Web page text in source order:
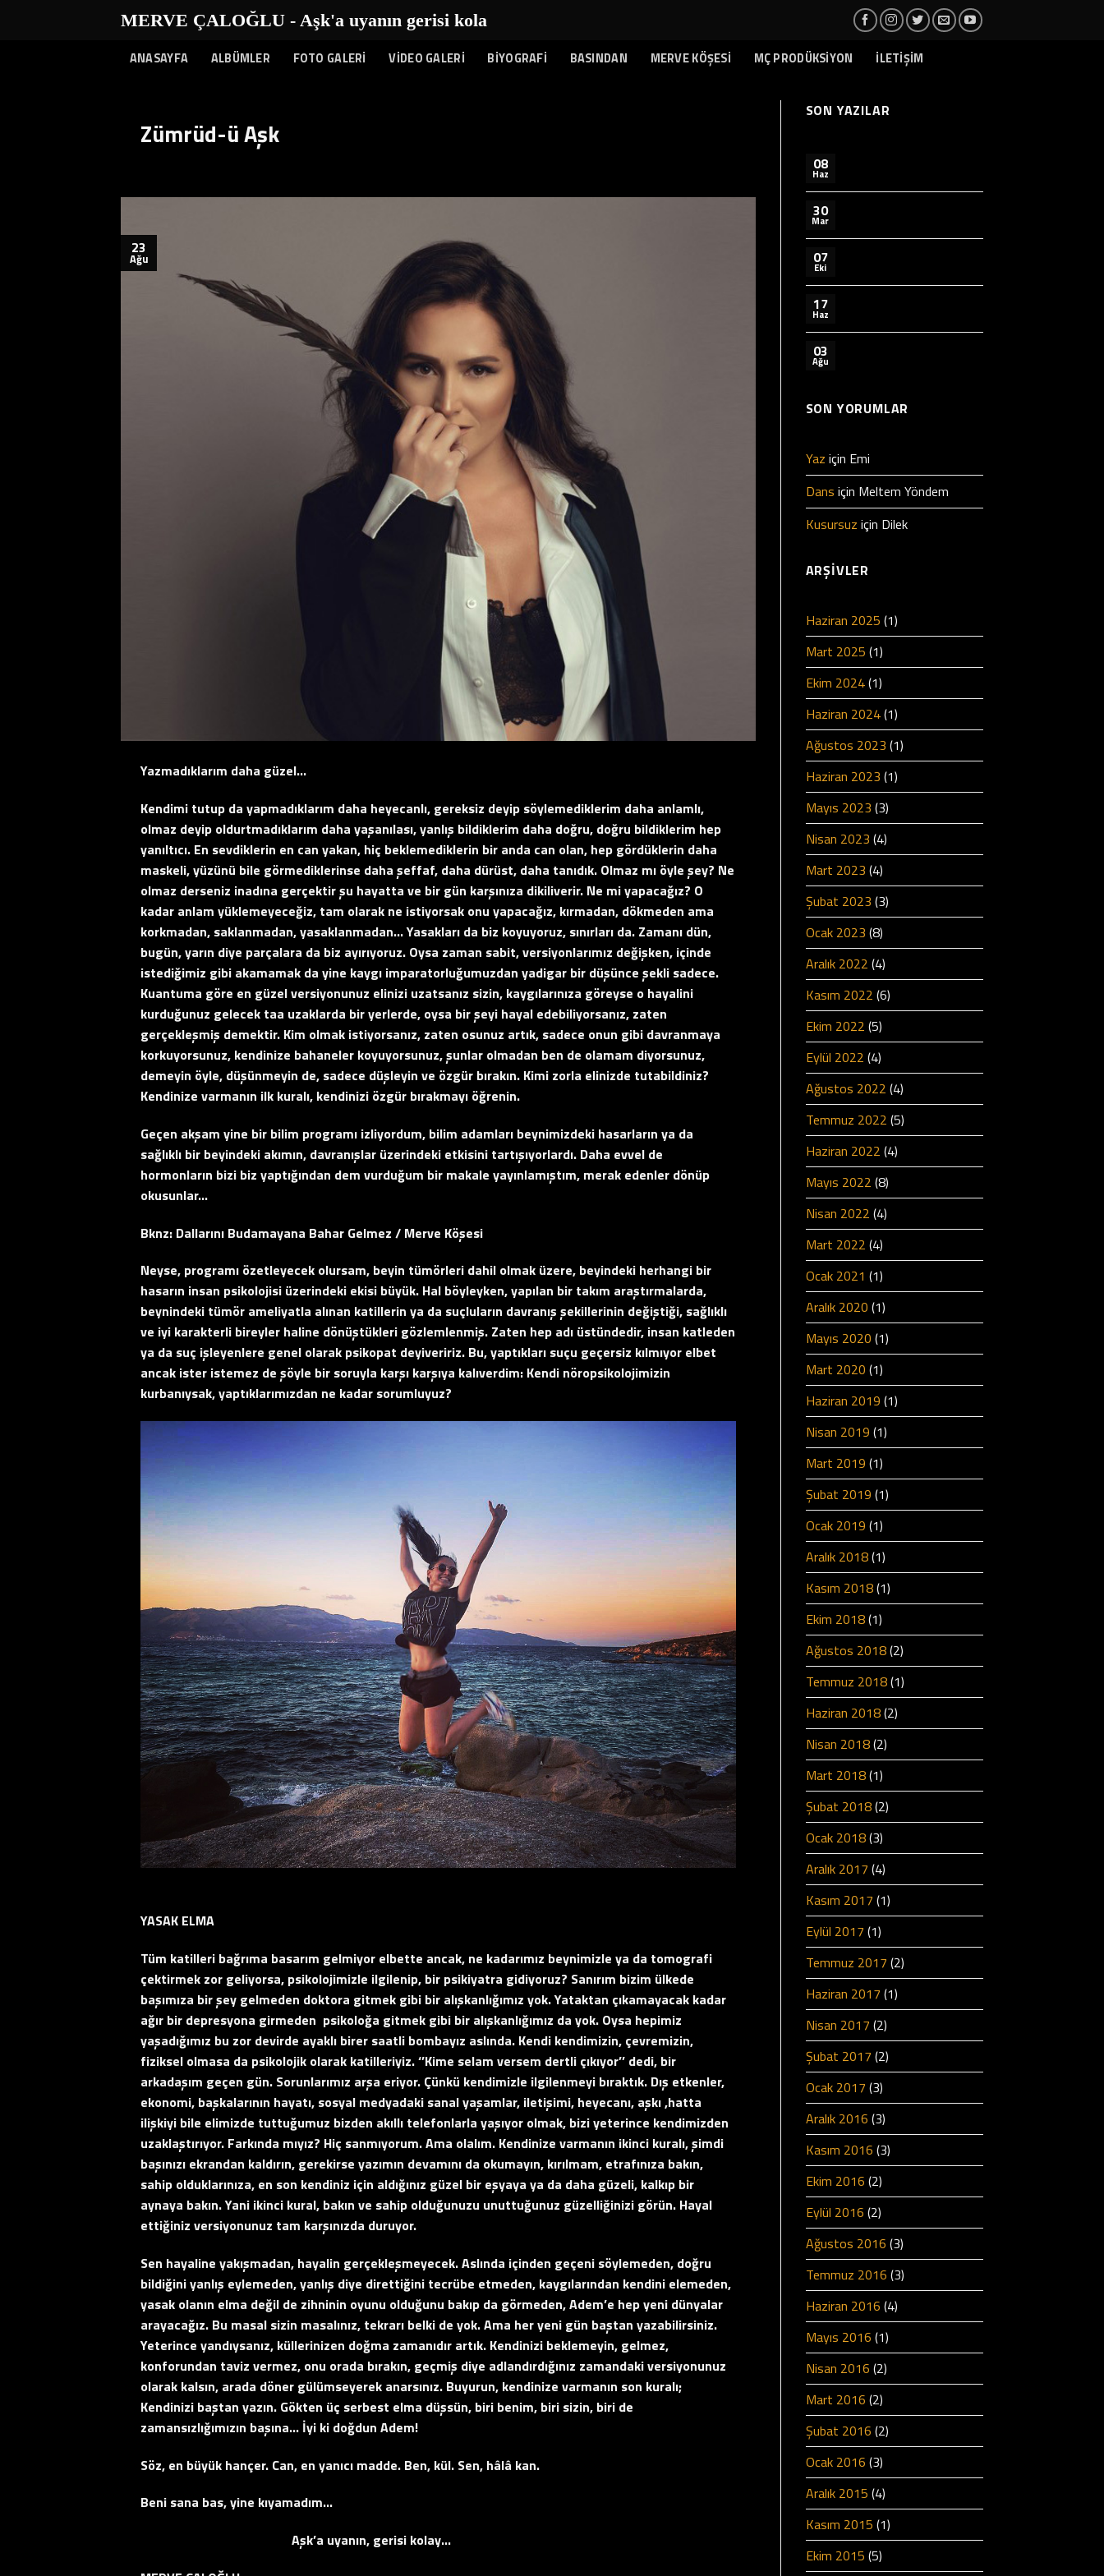
MERVE ÇALOĞLU - Aşk'a uyanın gerisi kolay...
ANASAYFA ALBÜMLER FOTO GALERİ VİDEO GALERİ BİYOGRAFİ BASINDAN MERVE KÖŞESİ MÇ PRODÜKSİYON İLETİŞİM
Zümrüd-ü Aşk
23
Ağu
Yazmadıklarım daha güzel…
Kendimi tutup da yapmadıklarım daha heyecanlı, gereksiz deyip söylemediklerim daha anlamlı,
olmaz deyip oldurtmadıklarım daha yaşanılası, yanlış bildiklerim daha doğru, doğru bildiklerim hep
yanıltıcı. En sevdiklerin en can yakan, hiç beklemediklerin bir anda can olan, hep gördüklerin daha
maskeli, yüzünü bile görmediklerinse daha şeffaf, daha dürüst, daha tanıdık. Olmaz mı öyle şey? Ne
olmaz derseniz inadına gerçektir şu hayatta ve bir gün karşınıza dikiliverir. Ne mi yapacağız? O
kadar anlam yüklemeyeceğiz, tam olarak ne istiyorsak onu yapacağız, kırmadan, dökmeden ama
korkmadan, saklanmadan, yasaklanmadan… Yasakları da biz koyuyoruz, sınırları da. Zamanı dün,
bugün, yarın diye parçalara da biz ayırıyoruz. Oysa zaman sabit, versiyonlarımız değişken, içinde
istediğimiz gibi akamamak da yine kaygı imparatorluğumuzdan yadigar bir düşünce şekli sadece.
Kuantuma göre en güzel versiyonunuz elinizi uzatsanız sizin, kaygılarınıza göreyse o hayalini
kurduğunuz gelecek taa uzaklarda bir yerlerde, oysa bir şeyi hayal edebiliyorsanız, zaten
gerçekleşmiş demektir. Kim olmak istiyorsanız, zaten osunuz artık, sadece onun gibi davranmaya
korkuyorsunuz, kendinize bahaneler koyuyorsunuz, şunlar olmadan ben de olamam diyorsunuz,
demeyin öyle, düşünmeyin de, sadece düşleyin ve özgür bırakın. Kimi zorla elinizde tutabildiniz?
Kendinize varmanın ilk kuralı, kendinizi özgür bırakmayı öğrenin.
Geçen akşam yine bir bilim programı izliyordum, bilim adamları beynimizdeki hasarların ya da
sağlıklı bir beyindeki akımın, davranışlar üzerindeki etkisini tartışıyorlardı. Daha evvel de
hormonların bizi biz yaptığından dem vurduğum bir makale yayınlamıştım, merak edenler dönüp
okusunlar…
Bknz: Dallarını Budamayana Bahar Gelmez / Merve Köşesi
Neyse, programı özetleyecek olursam, beyin tümörleri dahil olmak üzere, beyindeki herhangi bir
hasarın insan psikolojisi üzerindeki ekisi büyük. Hal böyleyken, yapılan bir takım araştırmalarda,
beynindeki tümör ameliyatla alınan katillerin ya da suçluların davranış şekillerinin değiştiği, sağlıklı
ve iyi karakterli bireyler haline dönüştükleri gözlemlenmiş. Zaten hep adı üstündedir, insan katleden
ya da suç işleyenlere genel olarak psikopat deyiveririz. Bu, yaptıkları suçu geçersiz kılmıyor elbet
ancak ister istemez de şöyle bir soruyla karşı karşıya kalıverdim: Kendi nöropsikolojimizin
kurbanıysak, yaptıklarımızdan ne kadar sorumluyuz?
YASAK ELMA
Tüm katilleri bağrıma basarım gelmiyor elbette ancak, ne kadarımız beynimizle ya da tomografi
çektirmek zor geliyorsa, psikolojimizle ilgilenip, bir psikiyatra gidiyoruz? Sanırım bizim ülkede
başımıza bir şey gelmeden doktora gitmek gibi bir alışkanlığımız yok. Yataktan çıkamayacak kadar
ağır bir depresyona girmeden psikoloğa gitmek gibi bir alışkanlığımız da yok. Oysa hepimiz
yaşadığımız bu zor devirde ayaklı birer saatli bombayız aslında. Kendi kendimizin, çevremizin,
fiziksel olmasa da psikolojik olarak katilleriyiz. ‘’Kime selam versem dertli çıkıyor’’ dedi, bir
arkadaşım geçen gün. Sorunlarımız arşa eriyor. Çünkü kendimizle ilgilenmeyi bıraktık. Dış etkenler,
ekonomi, başkalarının hayatı, sosyal medyadaki sanal yaşamlar, iletişimi, heyecanı, aşkı ,hatta
ilişkiyi bile elimizde tuttuğumuz bizden akıllı telefonlarla yaşıyor olmak, bizi yeterince kendimizden
uzaklaştırıyor. Farkında mıyız? Hiç sanmıyorum. Ama olalım. Kendinize varmanın ikinci kuralı, şimdi
başınızı ekrandan kaldırın, gerekirse yazımın devamını da okumayın, kırılmam, etrafınıza bakın,
sahip olduklarınıza, en son kendiniz için aldığınız güzel bir eşyaya ya da daha güzeli, kalkıp bir
aynaya bakın. Yani ikinci kural, bakın ve sahip olduğunuzu unuttuğunuz güzelliğinizi görün. Hayal
ettiğiniz versiyonunuz tam karşınızda duruyor.
Sen hayaline yakışmadan, hayalin gerçekleşmeyecek. Aslında içinden geçeni söylemeden, doğru
bildiğini yanlış eylemeden, yanlış diye direttiğini tecrübe etmeden, kaygılarından kendini elemeden,
yasak olanın elma değil de zihninin oyunu olduğunu bakıp da görmeden, Adem’e hep yeni dünyalar
arayacağız. Bu masal sizin masalınız, tekrarı belki de yok. Ama her yeni gün baştan yazabilirsiniz.
Yeterince yandıysanız, küllerinizen doğma zamanıdır artık. Kendinizi beklemeyin, gelmez,
konforundan taviz vermez, onu orada bırakın, geçmiş diye adlandırdığınız zamandaki versiyonunuz
olarak kalsın, arada döner gülümseyerek anarsınız. Buyurun, kendinize varmanın son kuralı;
Kendinizi baştan yazın. Gökten üç serbest elma düşsün, biri benim, biri sizin, biri de
zamansızlığımızın başına… İyi ki doğdun Adem!
Söz, en büyük hançer. Can, en yanıcı madde. Ben, kül. Sen, hâlâ kan.
Beni sana bas, yine kıyamadım…
Aşk’a uyanın, gerisi kolay…
SON YAZILAR
08
Haz
30
Mar
07
Eki
17
Haz
03
Ağu
SON YORUMLAR
Yaz için Emi
Dans için Meltem Yöndem
Kusursuz için Dilek
ARŞIVLER
Haziran 2025 (1)
Mart 2025 (1)
Ekim 2024(1)
Haziran 2024(1)
Ağustos 2023 (1)
Haziran 2023 (1)
Mayıs 2023 (3)
Nisan 2023 (4)
Mart 2023 (4)
Şubat 2023 (3)
Ocak 2023 (8)
Aralık 2022 (4)
Kasım 2022 (6)
Ekim 2022 (5)
Eylül 2022 (4)
Ağustos 2022 (4)
Temmuz 2022 (5)
Haziran 2022 (4)
Mayıs 2022 (8)
Nisan 2022 (4)
Mart 2022 (4)
Ocak 2021 (1)
Aralık 2020 (1)
Mayıs 2020 (1)
Mart 2020 (1)
Haziran 2019 (1)
Nisan 2019 (1)
Mart 2019 (1)
Şubat 2019 (1)
Ocak 2019 (1)
Aralık 2018(1)
Kasım 2018(1)
Ekim 2018(1)
Ağustos 2018(2)
Temmuz 2018(1)
Haziran 2018(2)
Nisan 2018(2)
Mart 2018(1)
Şubat 2018(2)
Ocak 2018(3)
Aralık 2017 (4)
Kasım 2017 (1)
Eylül 2017 (1)
Temmuz 2017 (2)
Haziran 2017 (1)
Nisan 2017 (2)
Şubat 2017 (2)
Ocak 2017 (3)
Aralık 2016 (3)
Kasım 2016 (3)
Ekim 2016 (2)
Eylül 2016 (2)
Ağustos 2016 (3)
Temmuz 2016 (3)
Haziran 2016 (4)
Mayıs 2016 (1)
Nisan 2016 (2)
Mart 2016 (2)
Şubat 2016 (2)
Ocak 2016 (3)
Aralık 2015 (4)
Kasım 2015 (1)
Ekim 2015 (5)